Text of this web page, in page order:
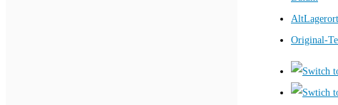
AltLagerort
Original-